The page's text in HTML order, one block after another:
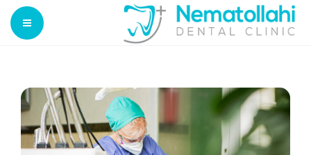
تعرفه ها
بلاگ
ارتباط با ما
خدمات
تعرفه ها